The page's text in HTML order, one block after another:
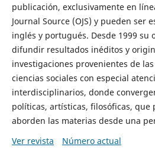
publicación, exclusivamente en
Journal Source (OJS) y pueden ser
inglés y portugués. Desde 1999 su
difundir resultados inéditos y
investigaciones provenientes de
ciencias sociales con especial
interdisciplinarios, donde
políticas, artísticas, filosóficas, que
aborden las materias desde una
Ver revista
Número actual